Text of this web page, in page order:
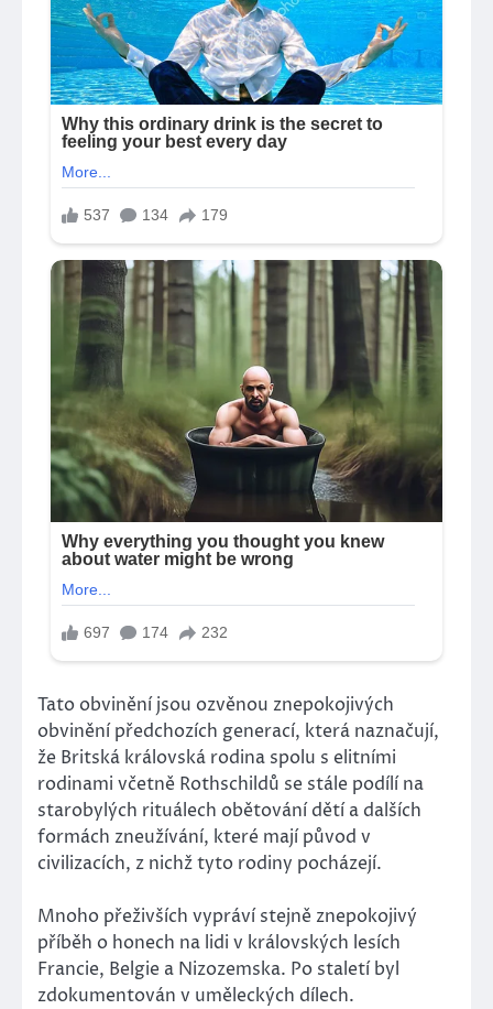
Tato obvinění jsou ozvěnou znepokojivých
obvinění předchozích generací, která naznačují,
že Britská královská rodina spolu s elitními
rodinami včetně Rothschildů se stále podílí na
starobylých rituálech obětování dětí a dalších
formách zneužívání, které mají původ v
civilizacích, z nichž tyto rodiny pocházejí.
Mnoho přeživších vypráví stejně znepokojivý
příběh o honech na lidi v královských lesích
Francie, Belgie a Nizozemska. Po staletí byl
zdokumentován v uměleckých dílech.